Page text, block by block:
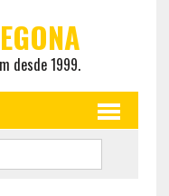
desde 1999.